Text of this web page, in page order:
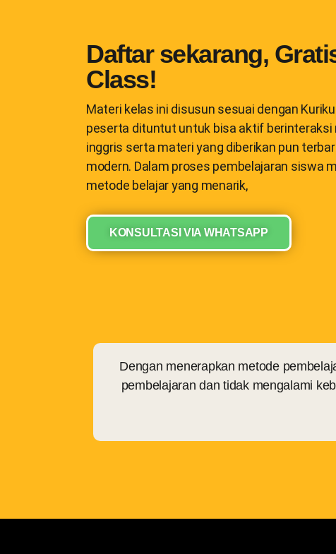
Daftar sekarang,
Class!
Materi kelas ini disusun sesuai dengan
peserta dituntut untuk bisa aktif berinteraksi
inggris serta materi yang diberikan pun
modern. Dalam proses pembelajaran siswa
metode belajar yang menarik,
KONSULTASI VIA WHATSAPP
Dengan menerapkan metode
pembelajaran dan tidak mengalami